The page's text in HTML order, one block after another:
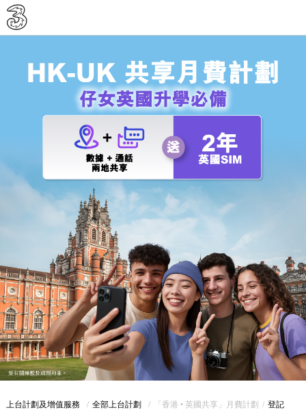
上台計劃及增值服務 / 全部上台計劃 / 「香港 • 英國共享」月費計劃 / 登記